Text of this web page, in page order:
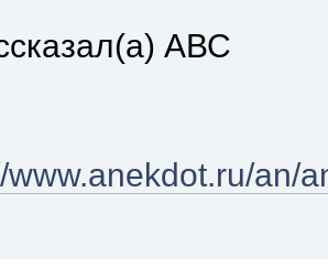
АВС
www.anekdot.ru/an/